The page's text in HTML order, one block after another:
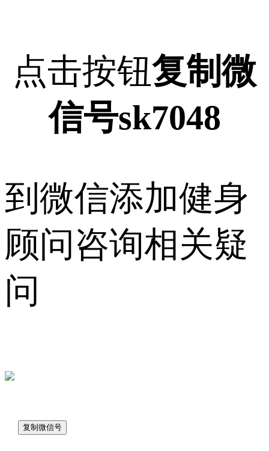
点击按钮复制微
信号sk7048
到微信添加健身
顾问咨询相关疑
问